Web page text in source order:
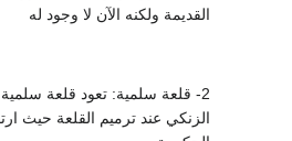
القديمة ولكنه الآن لا وجود له
2- قلعة سلمية: تعود قلعة سلمية